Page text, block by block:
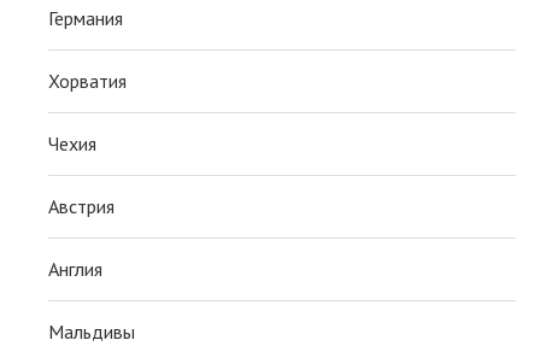
Германия
Хорватия
Чехия
Австрия
Англия
Мальдивы